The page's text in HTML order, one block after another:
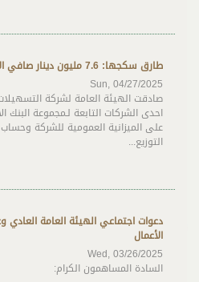
طارق سكجها: 7.6 مليون دينار صافي الأرباح نهاية عام 2024
Sun, 04/27/2025
صادقت الهيئة العامة لشركة
على الميزانية العمومية للشركة
التوزيع...
دعوات اجتماعي الهيئة العامة العادي
الأعمال
Wed, 03/26/2025
السادة المساهمون الكرام: